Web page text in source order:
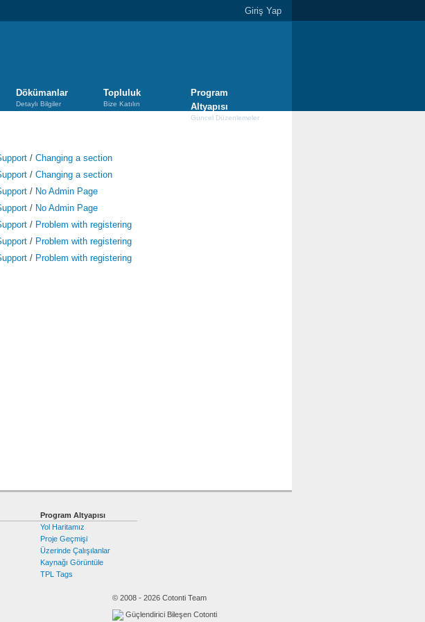
Giriş Yap
Dökümanlar
Detaylı Bilgiler
Topluluk
Bize Katılın
Program
Altyapısı
Güncel Düzenlemeler
/ Changing a section
/ Changing a section
/ No Admin Page
/ No Admin Page
/ Problem with registering
/ Problem with registering
/ Problem with registering
Program Altyapısı
Yol Haritamız
Proje Geçmişi
Üzerinde Çalışılanlar
Kaynağı Görüntüle
TPL Tags
© 2008 - 2026 Cotonti Team
Güçlendirici Bileşen Cotonti